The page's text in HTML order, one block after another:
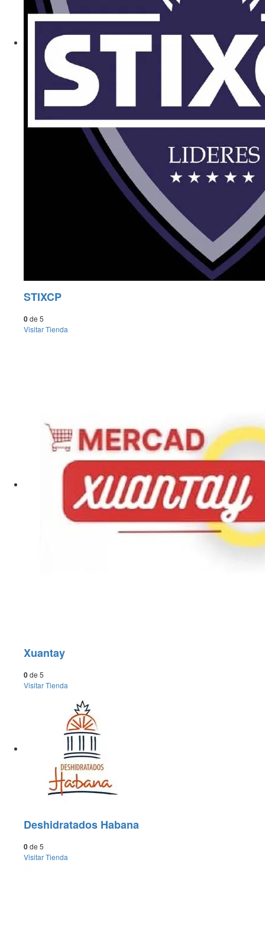
STIXCP
0de 5
VisitarTienda
Xuantay
0de 5
VisitarTienda
Deshidratados Habana
0de 5
VisitarTienda